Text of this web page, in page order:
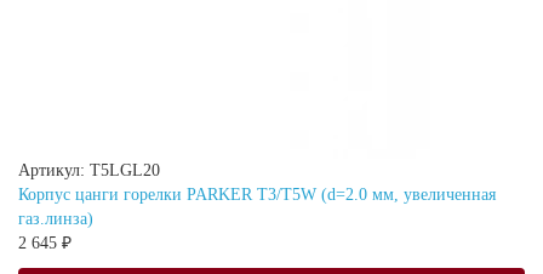
Артикул: T5LGL20
Корпус цанги горелки PARKER T3/T5W (d=2.0 мм, увеличенная
газ.линза)
2 645 ₽